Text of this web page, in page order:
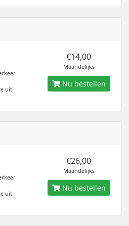
uit
€14,00
Maandelijks
Nu bestellen
uit
€26,00
Maandelijks
Nu bestellen